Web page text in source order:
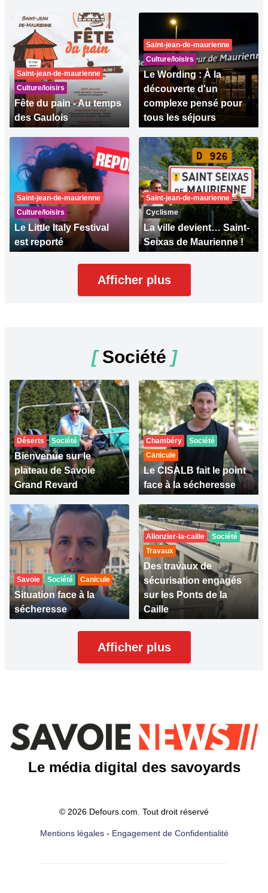
Saint-jean-de-maurienne
Culture/loisirs
Fête du pain - Au temps
des Gaulois
Saint-jean-de-maurienne
Culture/loisirs
Le Wording : À la
découverte d'un
complexe pensé pour
tous les séjours
Saint-jean-de-maurienne
Culture/loisirs
Le Little Italy Festival
est reporté
Saint-jean-de-maurienne
Cyclisme
La ville devient… Saint-
Seixas de Maurienne !
Afficher plus
[Société ]
Déserts Société
Bienvenue sur le
plateau de Savoie
Grand Revard
Chambéry
Société
Canicule
Le CISALB fait le point
face à la sécheresse
Savoie Société Canicule
Situation face à la
sécheresse
Allonzier-la-caille
Société
Travaux
Des travaux de
sécurisation engagés
sur les Ponts de la
Caille
Afficher plus
Le média digital des savoyards
© 2026 Defours.com. Tout droit réservé
Mentions légales- Engagement de Confidentialité